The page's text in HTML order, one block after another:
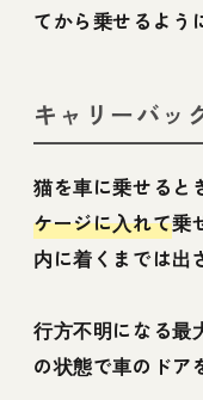
てから乗せるよう
キャリーバッ
猫を車に乗せると
ケージに入れて乗
内に着くまでは出
行方不明になる最
の状態で車のドア